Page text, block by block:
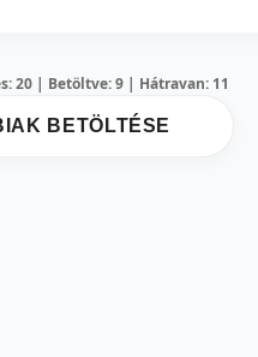
20 | Betöltve: 9 | Hátravan: 11
BETÖLTÉSE